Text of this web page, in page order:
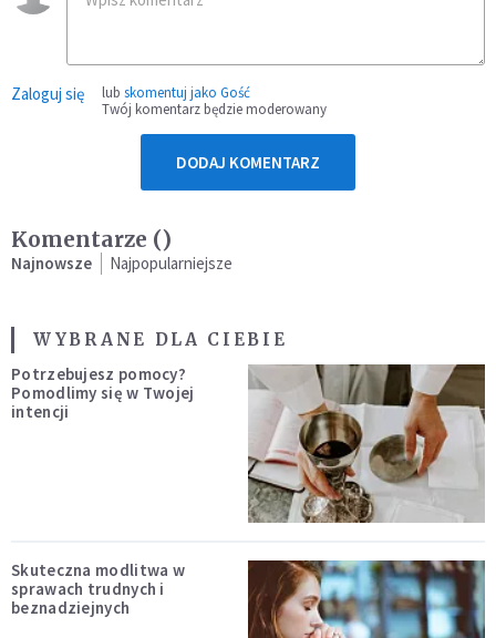
Zaloguj się lub skomentuj jako Gość
Twój komentarz będzie moderowany
DODAJ KOMENTARZ
Komentarze ()
Najnowsze Najpopularniejsze
WYBRANE DLA CIEBIE
Potrzebujesz pomocy?
Pomodlimy się w Twojej
intencji
Skuteczna modlitwa w
sprawach trudnych i
beznadziejnych